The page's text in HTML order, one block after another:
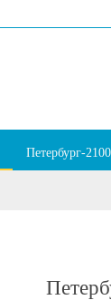
Петербург-2100